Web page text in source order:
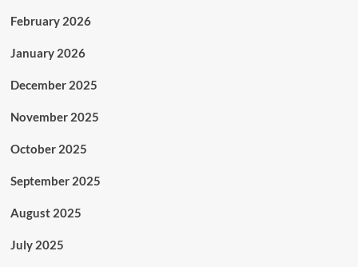
February 2026
January 2026
December 2025
November 2025
October 2025
September 2025
August 2025
July 2025